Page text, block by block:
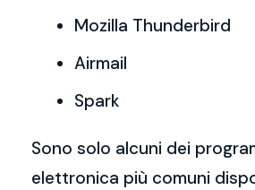
Mozilla Thunderbird
Airmail
Spark
Sono solo alcuni dei
elettronica più comuni